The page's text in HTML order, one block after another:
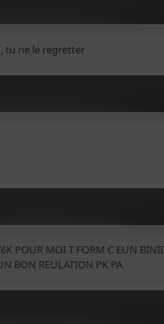
tu ne le regretter
POUR MOI T FORM C EUN
BON REULATION PK PA